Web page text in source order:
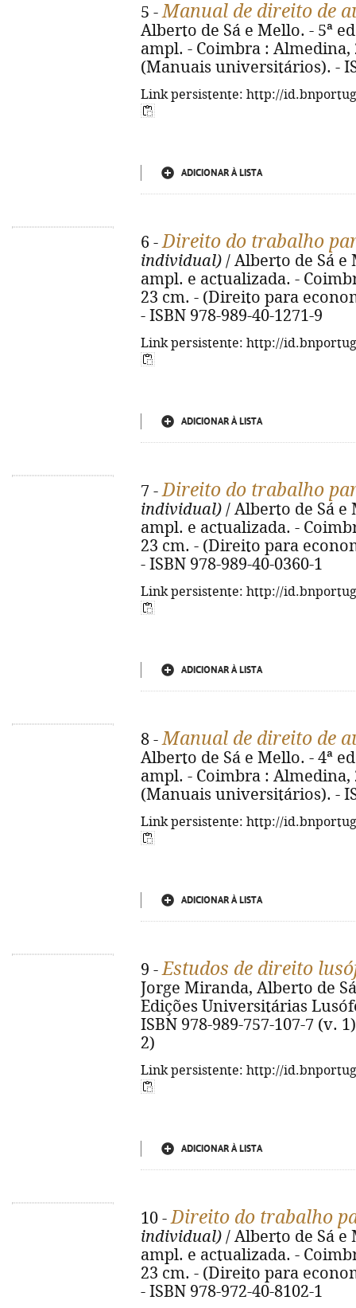
5 -Manual de direito de
Alberto de Sá e Mello. - 5ª
ampl. - Coimbra : Almedina,
(Manuais universitários). -
Link persistente: http://
ADICIONAR À LISTA
6 -Direito do trabalho
individual) / Alberto de Sá e
ampl. e actualizada. -
23 cm. - (Direito para
- ISBN 978-989-40-1271-9
Link persistente: http://
ADICIONAR À LISTA
7 -Direito do trabalho
individual) / Alberto de Sá e
ampl. e actualizada. -
23 cm. - (Direito para
- ISBN 978-989-40-0360-1
Link persistente: http://
ADICIONAR À LISTA
8 -Manual de direito de
Alberto de Sá e Mello. - 4ª
ampl. - Coimbra : Almedina,
(Manuais universitários). -
Link persistente: http://
ADICIONAR À LISTA
9 -Estudos de direito
Jorge Miranda, Alberto de
Edições Universitárias
ISBN 978-989-757-107-7 (v.
2)
Link persistente: http://
ADICIONAR À LISTA
10 -Direito do trabalho
individual) / Alberto de Sá e
ampl. e actualizada. -
23 cm. - (Direito para
- ISBN 978-972-40-8102-1